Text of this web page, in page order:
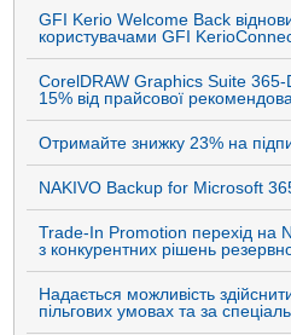
GFI Kerio Welcome Back відновити зв'язок з колишніми
користувачами GFI
CorelDRAW Graphics Suite 365-Day Subscription зі знижкою
15% від прайсової
Отримайте знижку 23% на
NAKIVO Backup for Microsoft
Trade-In Promotion перехід на NAKIVO Backup & Replication
з конкурентних рішень
Надається можливість здійснити поновлення ліцензії на
пільгових умовах та за